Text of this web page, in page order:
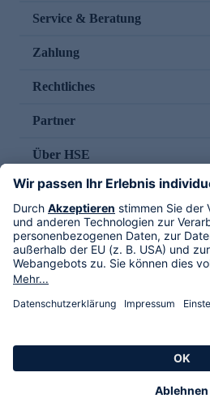
Service & Beratung
Zahlung
Rechtliches
Partner
Über HSE
Im TV
HSE International